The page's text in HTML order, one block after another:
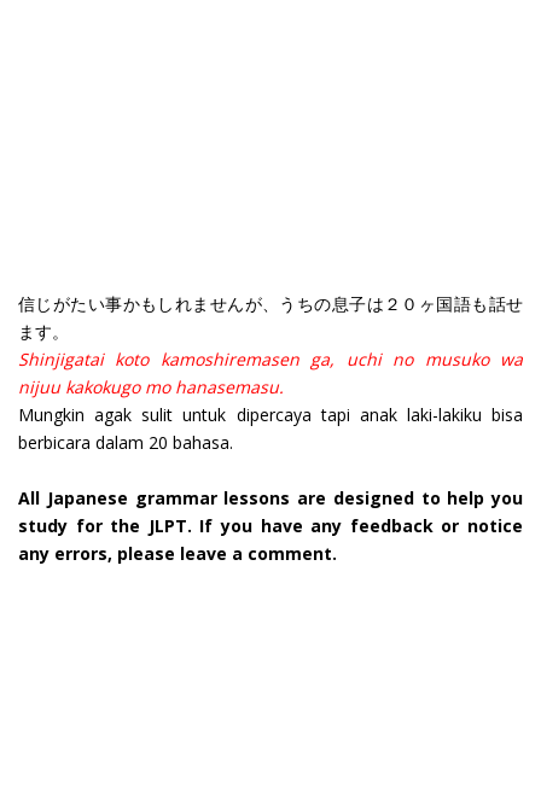
信じがたい事かもしれませんが、うちの息子は２０ヶ国語も話せ
ます。
Shinjigatai koto kamoshiremasen ga, uchi no musuko wa
nijuu kakokugo mo hanasemasu.
Mungkin agak sulit untuk dipercaya tapi anak laki-lakiku bisa
berbicara dalam 20 bahasa.
All Japanese grammar lessons are designed to help you
study for the JLPT. If you have any feedback or notice
any errors, please leave a comment.